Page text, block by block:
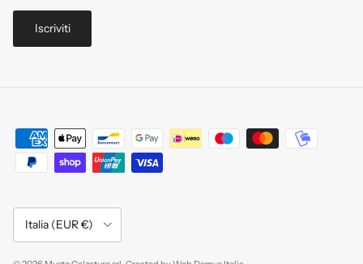
Iscriviti
Paese/Regione
Italia (EUR €)